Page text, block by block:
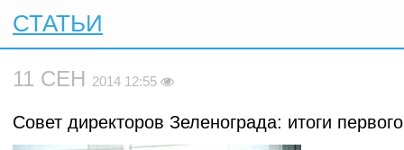
СТАТЬИ
11 СЕН 2014 12:55
Совет директоров Зеленограда: итоги